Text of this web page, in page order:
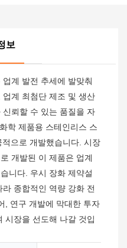
보
계 발전 추세에 발맞춰
계 최첨단 제조 및 생산
뢰할 수 있는 품질을 자
학 제품용 스테인리스 스
으로 개발했습니다. 시장
개발된 이 제품은 업계
니다. 우시 장화 제약설
종합적인 역량 강화 전
, 연구 개발에 막대한 투자
시장을 선도해 나갈 것입